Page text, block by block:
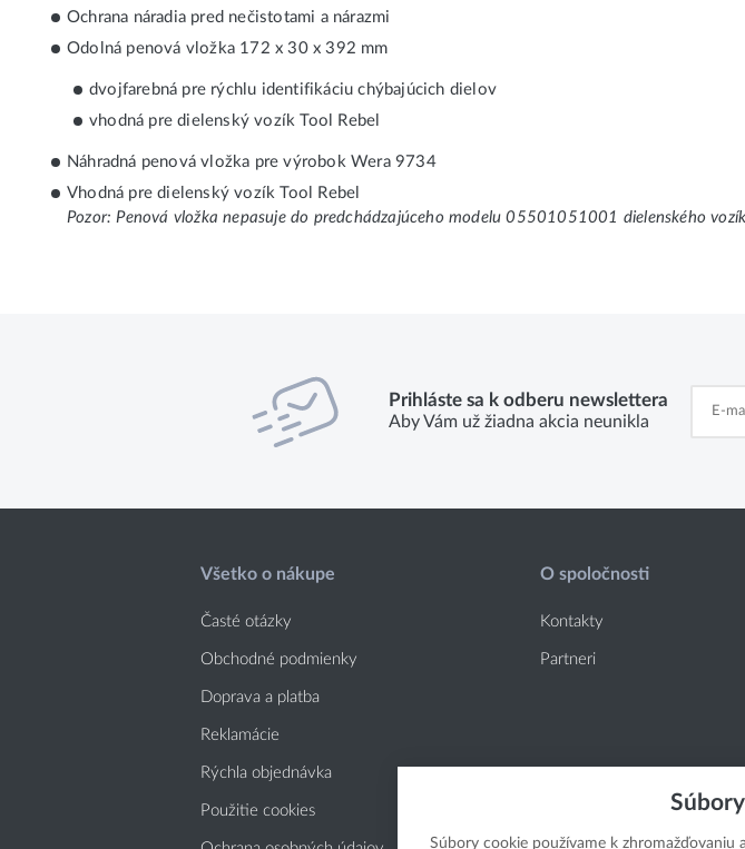
Ochrana náradia pred nečistotami a nárazmi
Odolná penová vložka 172 x 30 x 392 mm
dvojfarebná pre rýchlu identifikáciu chýbajúcich dielov
vhodná pre dielenský vozík Tool Rebel
Náhradná penová vložka pre výrobok Wera 9734
Vhodná pre dielenský vozík Tool Rebel
Pozor: Penová vložka nepasuje do predchádzajúceho modelu 05501051001 dielenského
Prihláste sa k odberu newslettera
Aby Vám už žiadna akcia neunikla
Všetko o nákupe
Časté otázky
Obchodné podmienky
Doprava a platba
Reklamácie
Rýchla objednávka
Použitie cookies
O spoločnosti
Kontakty
Partneri
Súbory cookie používame k zhromažďovaniu